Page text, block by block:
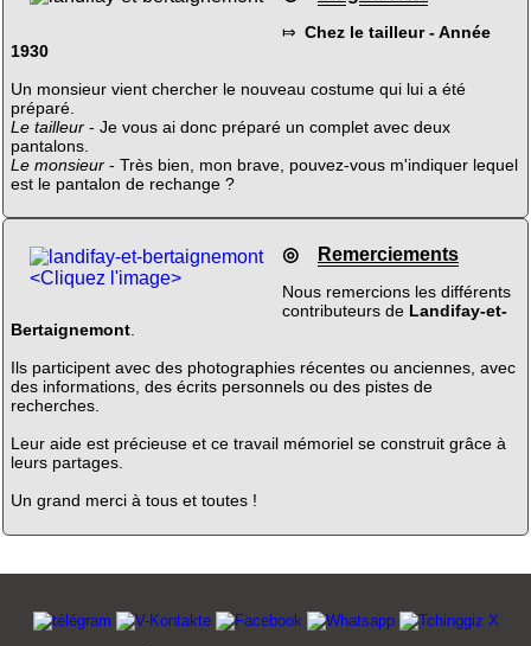
⤇ Chez le tailleur - Année
1930
Un monsieur vient chercher le nouveau costume qui lui a été
préparé.
Le tailleur- Je vous ai donc préparé un complet avec deux
pantalons.
Le monsieur- Très bien, mon brave, pouvez-vous m'indiquer lequel
est le pantalon de rechange ?
<Cliquez l'image>
◎ Remerciements
Nous remercions les différents
contributeurs de Landifay-et-
Bertaignemont.
Ils participent avec des photographies récentes ou anciennes, avec
des informations, des écrits personnels ou des pistes de
recherches.
Leur aide est précieuse et ce travail mémoriel se construit grâce à
leurs partages.
Un grand merci à tous et toutes !